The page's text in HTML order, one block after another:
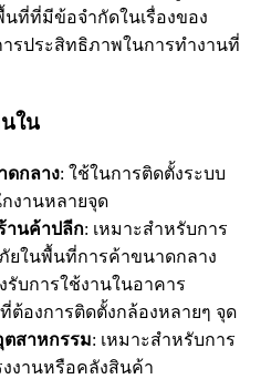
นที่ที่มีข้อจำกัดในเรื่องของ
รประสิทธิภาพในการทำงานที่
ใน
ดกลาง: ใช้ในการติดตั้งระบบ
งานหลายจุด
านค้าปลีก: เหมาะสำหรับการ
ยในพื้นที่การค้าขนาดกลาง
รับการใช้งานในอาคาร
องการติดตั้งกล้องหลายๆ จุด
ตสาหกรรม: เหมาะสำหรับการ
งานหรือคลังสินค้า